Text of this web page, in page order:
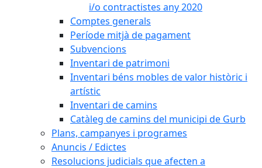
i/o contractistes any 2020
Comptes generals
Període mitjà de pagament
Subvencions
Inventari de patrimoni
Inventari béns mobles de valor històric i
artístic
Inventari de camins
Catàleg de camins del municipi de Gurb
Plans, campanyes i programes
Anuncis / Edictes
Resolucions judicials que afecten a